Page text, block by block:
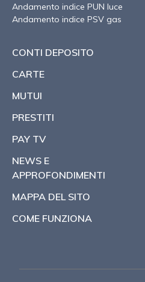
Andamento indice PUN luce
Andamento indice PSV gas
CONTI DEPOSITO
CARTE
MUTUI
PRESTITI
PAY TV
NEWS E
APPROFONDIMENTI
MAPPA DEL SITO
COME FUNZIONA